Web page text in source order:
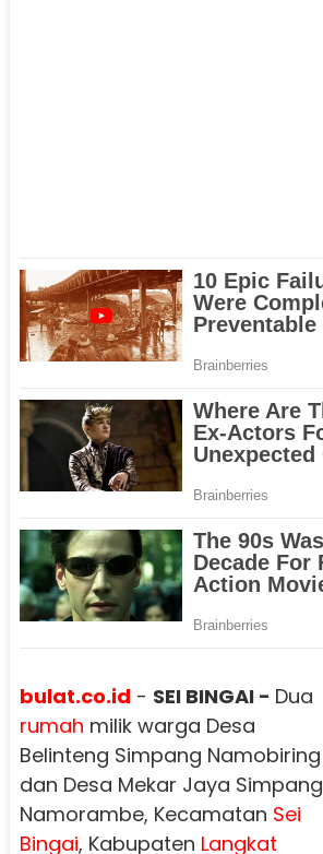
bulat.co.id - SEI BINGAI - Dua
rumah milik warga Desa
Belinteng Simpang Namobiring
dan Desa Mekar Jaya Simpang
Namorambe, Kecamatan Sei
Bingai, Kabupaten Langkat